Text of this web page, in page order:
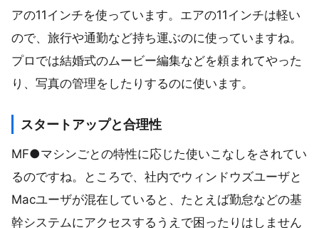
アの11インチを使っています。エアの11インチは軽い
ので、旅行や通勤など持ち運ぶのに使っていますね。
プロでは結婚式のムービー編集などを頼まれてやった
り、写真の管理をしたりするのに使います。
スタートアップと合理性
MF●マシンごとの特性に応じた使いこなしをされてい
るのですね。ところで、社内でウィンドウズユーザと
Macユーザが混在していると、たとえば勤怠などの基
幹システムにアクセスするうえで困ったりはしません